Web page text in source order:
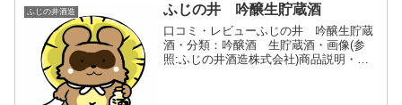
ふじの井酒造 ふじの井 吟醸生貯蔵酒
口コミ・レビューふじの井 吟醸生貯蔵
酒・分類：吟醸酒 生貯蔵酒・画像(参
照:ふじの井酒造株式会社)商品説明・特